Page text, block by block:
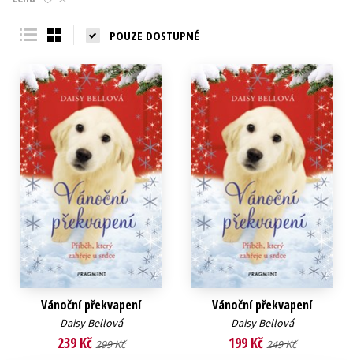
Young adult (SK)
POUZE DOSTUPNÉ
Vánoční překvapení
Daisy Bellová
239 Kč 299 Kč
Vánoční překvapení
Daisy Bellová
199 Kč 249 Kč